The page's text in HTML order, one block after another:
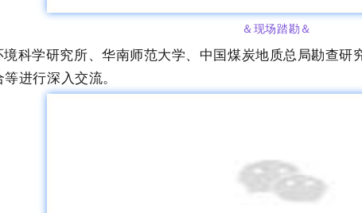
＆现场踏勘 ＆
科学研究所、华南师范大学、中国煤炭地质总局勘查
进行深入交流。